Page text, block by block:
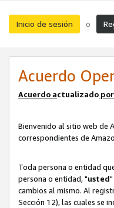
Inicio de sesión o
Acuerdo
Acuerdo actualizado
Bienvenido al sitio web de
correspondientes de
Toda persona o entidad
persona o entidad, "usted"
cambios al mismo. Al
Sección 12), las cuales se